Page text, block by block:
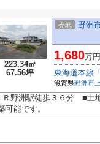
223.34㎡
67.56坪
売地 野洲
1,680万円
東海道本線
滋賀県野洲市
Ｒ野洲駅徒歩３６分 ■土
可能です。